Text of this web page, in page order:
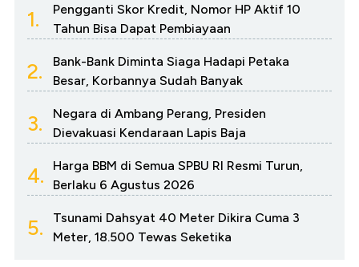
1.
Pengganti Skor Kredit, Nomor HP Aktif 10
Tahun Bisa Dapat Pembiayaan
2.
Bank-Bank Diminta Siaga Hadapi Petaka
Besar, Korbannya Sudah Banyak
3.
Negara di Ambang Perang, Presiden
Dievakuasi Kendaraan Lapis Baja
4.
Harga BBM di Semua SPBU RI Resmi Turun,
Berlaku 6 Agustus 2026
5.
Tsunami Dahsyat 40 Meter Dikira Cuma 3
Meter, 18.500 Tewas Seketika